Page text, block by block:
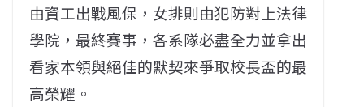
由資工出戰風保，女排則由犯防對上法律
學院，最終賽事，各系隊必盡全力並拿出
看家本領與絕佳的默契來爭取校長盃的最
高榮耀。